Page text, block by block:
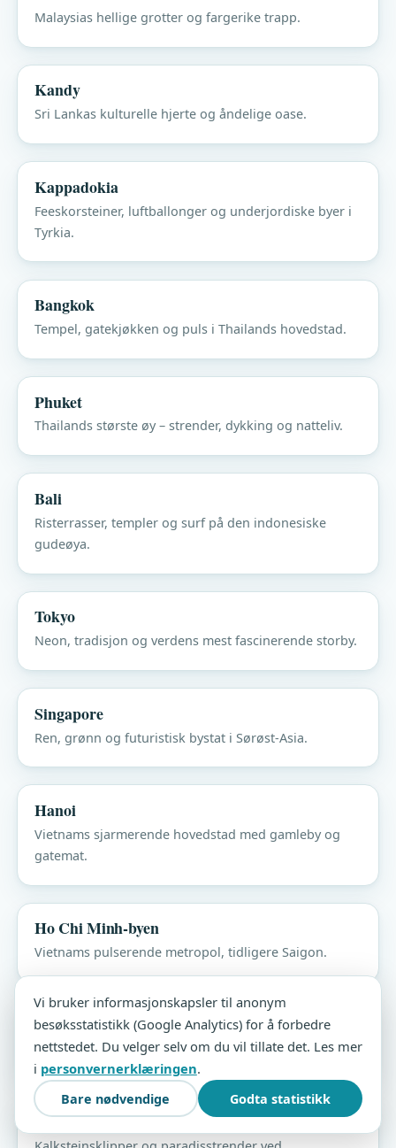
Malaysias hellige grotter og fargerike trapp.
Kandy
Sri Lankas kulturelle hjerte og åndelige oase.
Kappadokia
Feeskorsteiner, luftballonger og underjordiske byer i
Tyrkia.
Bangkok
Tempel, gatekjøkken og puls i Thailands hovedstad.
Phuket
Thailands største øy – strender, dykking og natteliv.
Bali
Risterrasser, templer og surf på den indonesiske
gudeøya.
Tokyo
Neon, tradisjon og verdens mest fascinerende storby.
Singapore
Ren, grønn og futuristisk bystat i Sørøst-Asia.
Hanoi
Vietnams sjarmerende hovedstad med gamleby og
gatemat.
Ho Chi Minh-byen
Vietnams pulserende metropol, tidligere Saigon.
Chiang Mai
Templer, fjell og elefanter i Nord-Thailand.
Krabi
Vi bruker informasjonskapsler til anonym
besøksstatistikk (Google Analytics) for å forbedre
nettstedet. Du velger selv om du vil tillate det. Les mer
i personvernerklæringen.
Bare nødvendige Godta statistikk